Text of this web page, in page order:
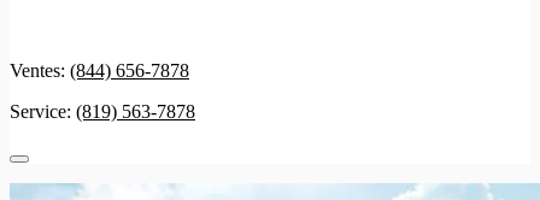
Ventes: (844) 656-7878
Service: (819) 563-7878